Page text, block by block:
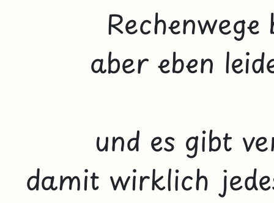
aber eben
und es gibt
damit wirklich